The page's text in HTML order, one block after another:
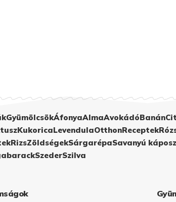
GyümölcsökÁfonyaAlmaAvokádóBanán
KukoricaLevendulaOtthonReceptek
RizsZöldségekSárgarépaSavanyú
SzederSzilva